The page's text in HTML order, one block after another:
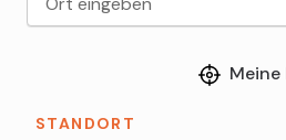
STANDORT